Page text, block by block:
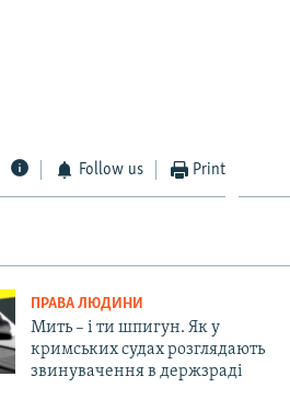
Follow us Print
ПРАВА ЛЮДИНИ
Мить – і ти шпигун. Як у
кримських судах розглядають
звинувачення в держзраді